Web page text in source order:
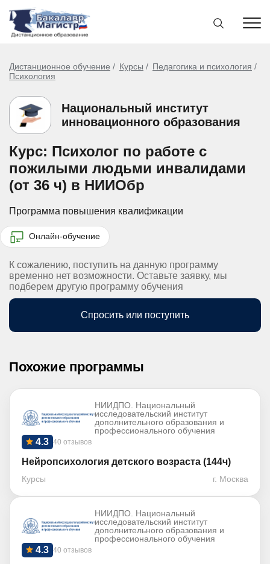
Дистанционное обучение Курсы
Педагогика и психология
Психология
Национальный институт
инновационного образования
Курс: Психолог по работе с
пожилыми людьми инвалидами
(от 36 ч) в НИИОбр
Программа повышения квалификации
Онлайн-обучение
К сожалению, поступить на данную программу
временно нет возможности. Оставьте заявку, мы
подберем другую программу обучения
Спросить или поступить
Похожие программы
НИИДПО. Национальный
исследовательский институт
дополнительного образования и
профессионального обучения
40 отзывов
4.3
Нейропсихология детского возраста (144ч)
Курсы г. Москва
НИИДПО. Национальный
исследовательский институт
дополнительного образования и
профессионального обучения
40 отзывов
4.3